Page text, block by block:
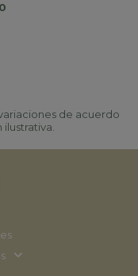
de acuerdo